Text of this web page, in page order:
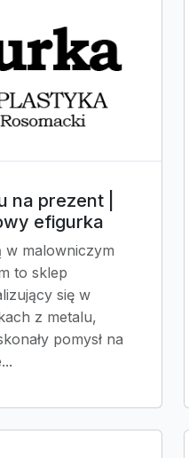
na prezent |
efigurka
w malowniczym
to sklep
się w
z metalu,
pomysł na